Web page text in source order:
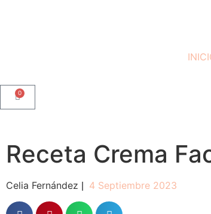
0
Receta Crema
Celia Fernández 4 Septiembre 2023